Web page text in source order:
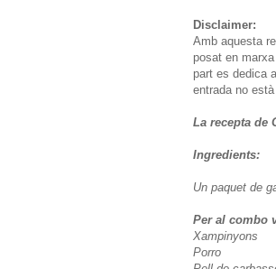
Disclaimer:
Amb aquesta
posat en
part es dedica
entrada no
La recepta de
Ingredients:
Un paquet de
Per al combo
Xampinyons
Porro